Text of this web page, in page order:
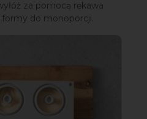
za pomocą rękawa
do monoporcji.